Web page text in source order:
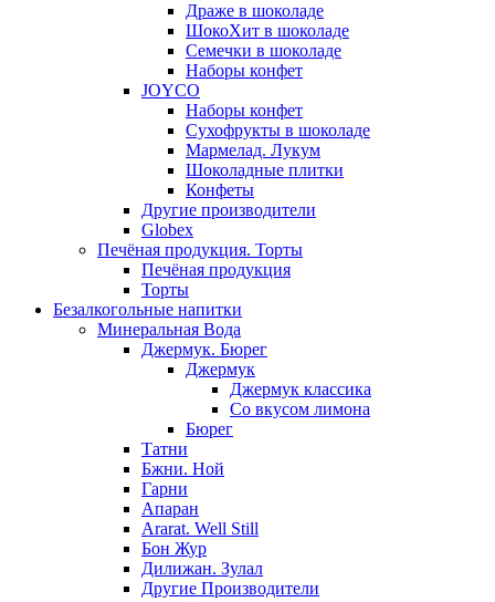
Драже в шоколаде
ШокоХит в шоколаде
Семечки в шоколаде
Наборы конфет
JOYCO
Наборы конфет
Сухофрукты в шоколаде
Мармелад. Лукум
Шоколадные плитки
Конфеты
Другие производители
Globex
Печёная продукция. Торты
Печёная продукция
Торты
Безалкогольные напитки
Минеральная Вода
Джермук. Бюрег
Джермук
Джермук классика
Со вкусом лимона
Бюрег
Татни
Бжни. Ной
Гарни
Апаран
Ararat. Well Still
Бон Жур
Дилижан. Зулал
Другие Производители